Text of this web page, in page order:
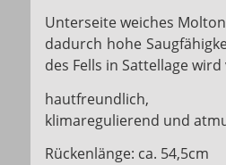
Unterseite weiches
dadurch hohe
des Fells in Sattellage
hautfreundlich,
klimaregulierend und
Rückenlänge: ca. 54,5cm